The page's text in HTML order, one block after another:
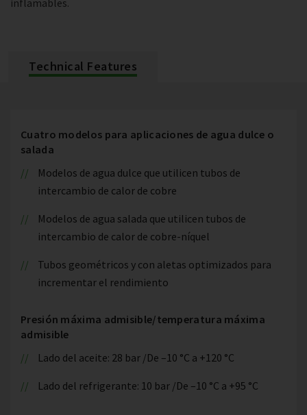
inflamables.
Technical Features
Cuatro modelos para aplicaciones de agua dulce o
salada
Modelos de agua dulce que utilicen tubos de
intercambio de calor de cobre
Modelos de agua salada que utilicen tubos de
intercambio de calor de cobre-níquel
Tubos geométricos y con aletas optimizados para
incrementar el rendimiento
Presión máxima admisible/temperatura máxima
admisible
Lado del aceite: 28 bar /De –10 °C a +120 °C
Lado del refrigerante: 10 bar /De –10 °C a +95 °C